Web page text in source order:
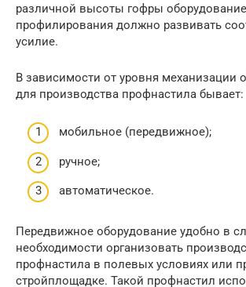
различной высоты гофры
профилирования должно развивать
усилие.
В зависимости от уровня механизации
для производства профнастила бывает:
мобильное (передвижное);
ручное;
автоматическое.
Передвижное оборудование удобно в
необходимости организовать
профнастила в полевых условиях или
стройплощадке. Такой профнастил